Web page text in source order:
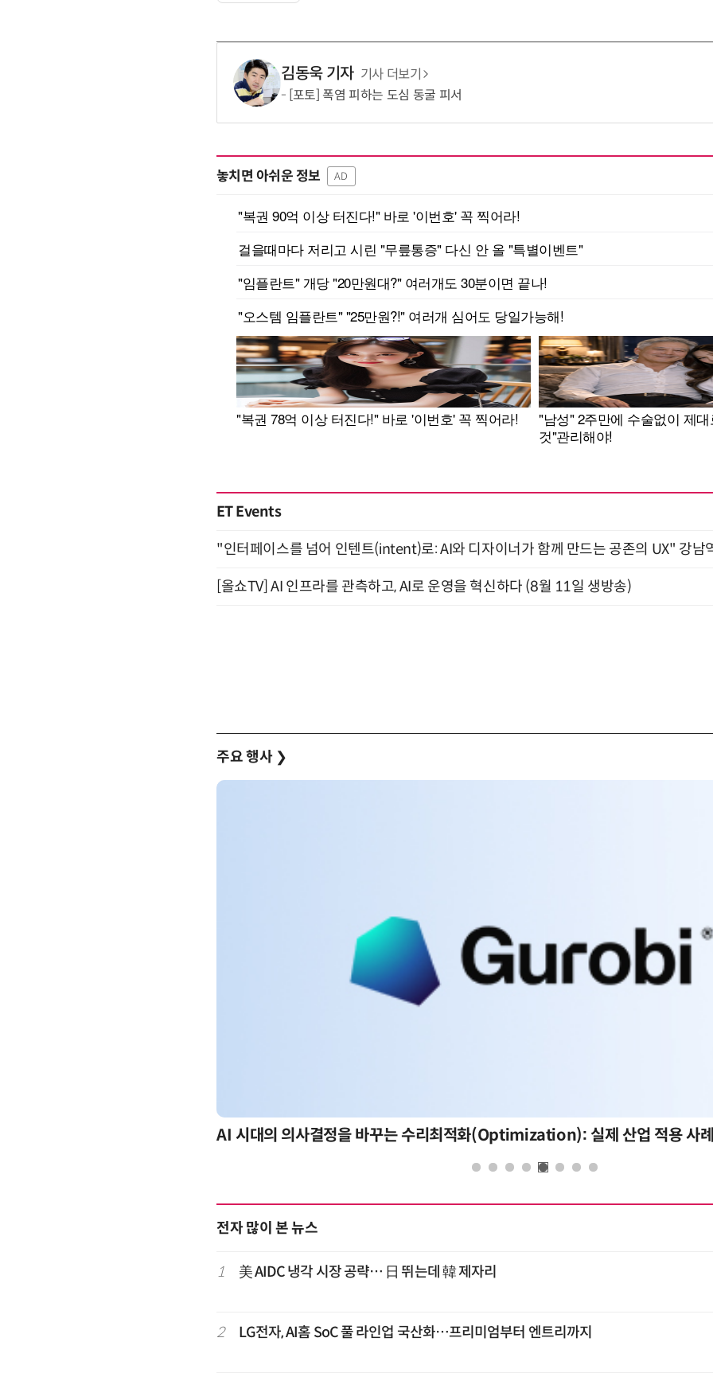
김동욱 기자 기사 더보기
[포토] 폭염 피하는 도심 동굴 피서
놓치면 아쉬운 정보 AD
ET Events
"인터페이스를 넘어 인텐트(intent)로: AI와 디자이너가 함께 만드는 공존의 UX" 강남
[올쇼TV] AI 인프라를 관측하고, AI로 운영을 혁신하다 (8월 11일 생방송)
주요 행사 ❯
AI 시대의 의사결정을 바꾸는 수리최적화(Optimization): 실제 산업 적용 사
전자 많이 본 뉴스
1 美 AIDC 냉각 시장 공략… 日 뛰는데 韓 제자리
2 LG전자, AI홈 SoC 풀 라인업 국산화…프리미엄부터 엔트리까지